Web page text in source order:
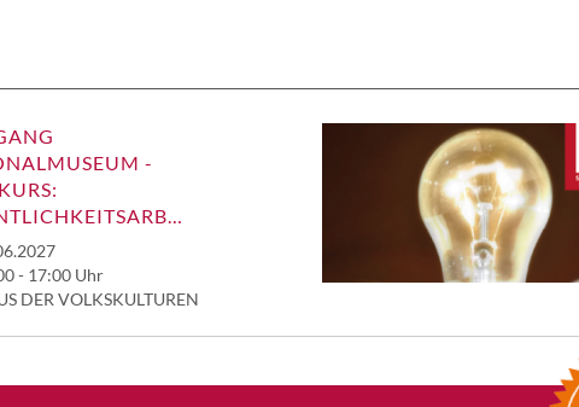
-
ÖFFENTLICHKEITSARBEIT
- 17:00 Uhr
DER VOLKSKULTUREN